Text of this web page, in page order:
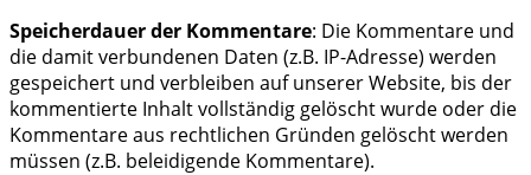
Speicherdauer der Kommentare: Die Kommentare und
die damit verbundenen Daten (z.B. IP-Adresse) werden
gespeichert und verbleiben auf unserer Website, bis der
kommentierte Inhalt vollständig gelöscht wurde oder die
Kommentare aus rechtlichen Gründen gelöscht werden
müssen (z.B. beleidigende Kommentare).